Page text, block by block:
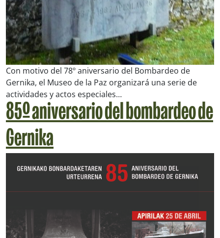
Con motivo del 78º aniversario del Bombardeo de
Gernika, el Museo de la Paz organizará una serie de
actividades y actos especiales…
85º aniversario del bombardeo de
Gernika